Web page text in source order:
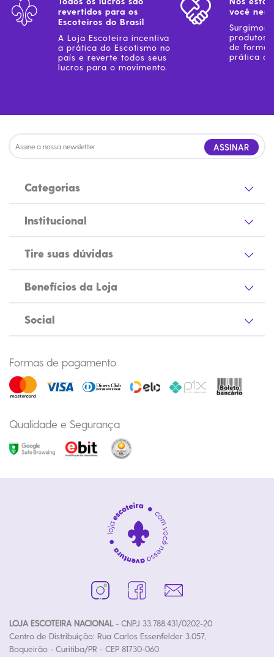
revertidos para os
Escoteiros do Brasil
A Loja Escoteira incentiva
a prática do Escotismo no
país e reverte todos seus
lucros para o movimento.
você
Surgimos
produtos
de forma
prática
ASSINAR
Categorias
Institucional
Tire suas dúvidas
Benefícios da Loja
Social
Formas de pagamento
Qualidade e Segurança
LOJA ESCOTEIRA NACIONAL- CNPJ 33.788.431/0202-20
Centro de Distribuição: Rua Carlos Essenfelder 3.057,
Boqueirão - Curitiba/PR - CEP 81730-060